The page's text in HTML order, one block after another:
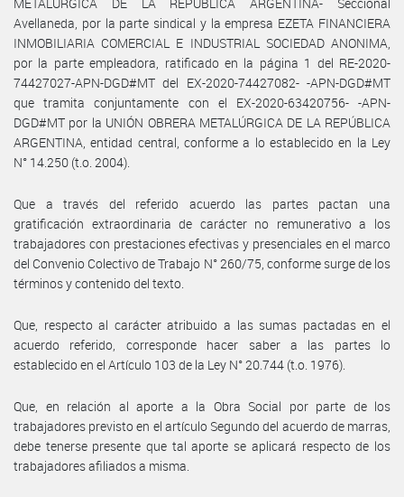
Avellaneda, por la parte sindical y la empresa EZETA FINANCIERA
INMOBILIARIA COMERCIAL E INDUSTRIAL SOCIEDAD ANONIMA,
por la parte empleadora, ratificado en la página 1 del RE-2020-
74427027-APN-DGD#MT del EX-2020-74427082- -APN-DGD#MT
que tramita conjuntamente con el EX-2020-63420756- -APN-
DGD#MT por la UNIÓN OBRERA METALÚRGICA DE LA REPÚBLICA
ARGENTINA, entidad central, conforme a lo establecido en la Ley
N° 14.250 (t.o. 2004).
Que a través del referido acuerdo las partes pactan una
gratificación extraordinaria de carácter no remunerativo a los
trabajadores con prestaciones efectivas y presenciales en el marco
del Convenio Colectivo de Trabajo N° 260/75, conforme surge de los
términos y contenido del texto.
Que, respecto al carácter atribuido a las sumas pactadas en el
acuerdo referido, corresponde hacer saber a las partes lo
establecido en el Artículo 103 de la Ley N° 20.744 (t.o. 1976).
Que, en relación al aporte a la Obra Social por parte de los
trabajadores previsto en el artículo Segundo del acuerdo de marras,
debe tenerse presente que tal aporte se aplicará respecto de los
trabajadores afiliados a misma.